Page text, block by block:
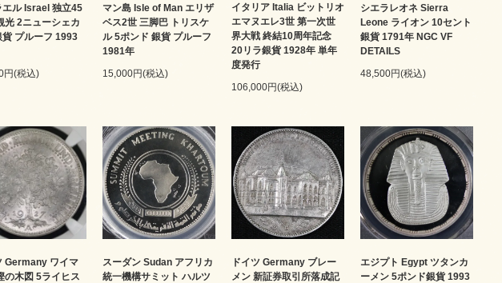
エル Israel 独立45
光 2ニューシェカ
貨 プルーフ 1993
円(税込)
マン島 Isle of Man エリザ
ベス2世 三脚巴 トリスケ
ル 5ポンド 銀貨 プルーフ
1981年
15,000円(税込)
イタリア Italia ビットリオ
エマヌエレ3世 第一次世
界大戦 終結10周年記念
20リラ銀貨 1928年 単年
度発行
106,000円(税込)
シエラレオネ Sierra
Leone ライオン 10セント
銀貨 1791年 NGC VF
DETAILS
48,500円(税込)
Germany ワイマ
の木図 5ライヒス
スーダン Sudan アフリカ
統一機構サミット ハルツ
ドイツ Germany ブレー
メン 新証券取引所落成記
エジプト Egypt ツタンカ
ーメン 5ポンド銀貨 1993